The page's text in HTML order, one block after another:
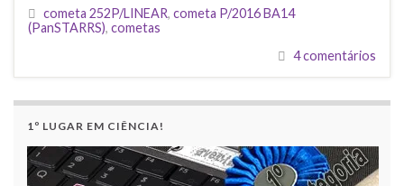
cometa 252P/LINEAR, cometa P/2016 BA14
(PanSTARRS), cometas
4 comentários
1º LUGAR EM CIÊNCIA!